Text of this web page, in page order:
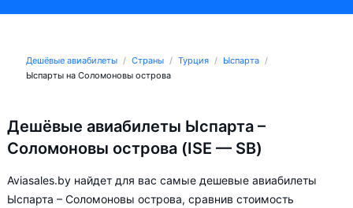
Дешёвые авиабилеты Страны Турция
Ыспарта
Ыспарты на Соломоновы острова
Дешёвые авиабилеты Ыспарта –
Соломоновы острова (ISE — SB)
Aviasales.by найдет для вас самые дешевые авиабилеты
Ыспарта – Соломоновы острова, сравнив стоимость